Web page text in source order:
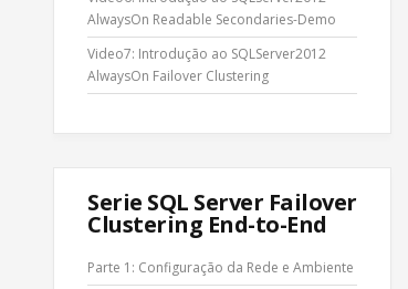
AlwaysOn Readable Secondaries-Demo
Video7: Introdução ao SQLServer2012
AlwaysOn Failover Clustering
Serie SQL Server Failover
Clustering End-to-End
Parte 1: Configuração da Rede e Ambiente